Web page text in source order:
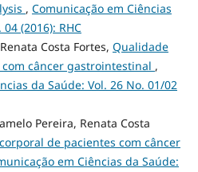
, Comunicação em Ciências
(2016): RHC
Costa Fortes, Qualidade
câncer gastrointestinal ,
da Saúde: Vol. 26 No. 01/02
Pereira, Renata Costa
de pacientes com câncer
em Ciências da Saúde: